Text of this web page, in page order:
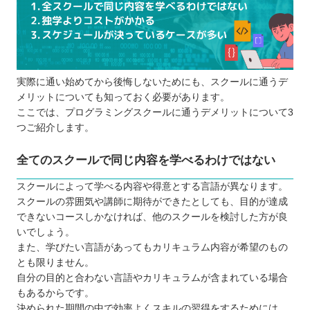
実際に通い始めてから後悔しないためにも、スクールに通うデ
メリットについても知っておく必要があります。
ここでは、プログラミングスクールに通うデメリットについて3
つご紹介します。
全てのスクールで同じ内容を学べるわけではない
スクールによって学べる内容や得意とする言語が異なります。
スクールの雰囲気や講師に期待ができたとしても、目的が達成
できないコースしかなければ、他のスクールを検討した方が良
いでしょう。
また、学びたい言語があってもカリキュラム内容が希望のもの
とも限りません。
自分の目的と合わない言語やカリキュラムが含まれている場合
もあるからです。